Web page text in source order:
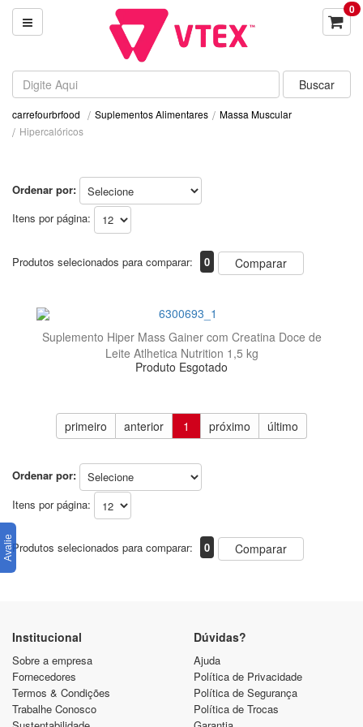
0
carrefourbrfood Suplementos Alimentares
Massa Muscular
Hipercalóricos
Ordenar por:
Itens por página:
Produtos selecionados para comparar: 0 Comparar
Suplemento Hiper Mass Gainer com Creatina Doce de
Leite Atlhetica Nutrition 1,5 kg
Produto Esgotado
primeiro anterior 1 próximo último
Ordenar por:
Itens por página:
Produtos selecionados para comparar: 0 Comparar
Institucional
Sobre a empresa
Fornecedores
Termos & Condições
Trabalhe Conosco
Dúvidas?
Ajuda
Política de Privacidade
Política de Segurança
Política de Trocas